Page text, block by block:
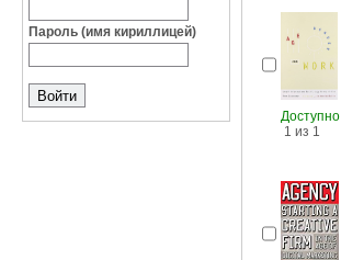
Пароль (имя кириллицей)
Доступно
1 из 1